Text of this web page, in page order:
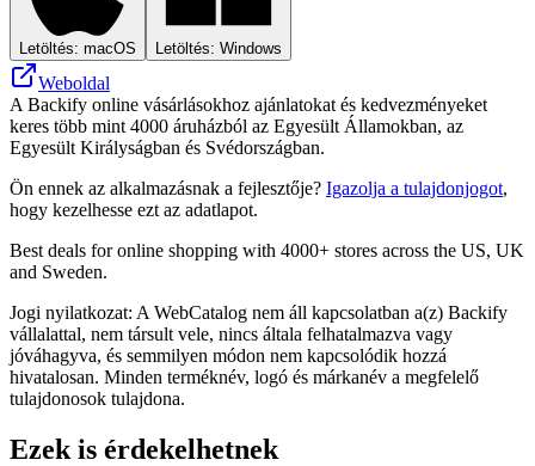
Letöltés: macOS Letöltés: Windows
Weboldal
A Backify online vásárlásokhoz ajánlatokat és kedvezményeket
keres több mint 4000 áruházból az Egyesült Államokban, az
Egyesült Királyságban és Svédországban.
Ön ennek az alkalmazásnak a fejlesztője? Igazolja a tulajdonjogot,
hogy kezelhesse ezt az adatlapot.
Best deals for online shopping with 4000+ stores across the US, UK
and Sweden.
Jogi nyilatkozat: A WebCatalog nem áll kapcsolatban a(z) Backify
vállalattal, nem társult vele, nincs általa felhatalmazva vagy
jóváhagyva, és semmilyen módon nem kapcsolódik hozzá
hivatalosan. Minden terméknév, logó és márkanév a megfelelő
tulajdonosok tulajdona.
Ezek is érdekelhetnek